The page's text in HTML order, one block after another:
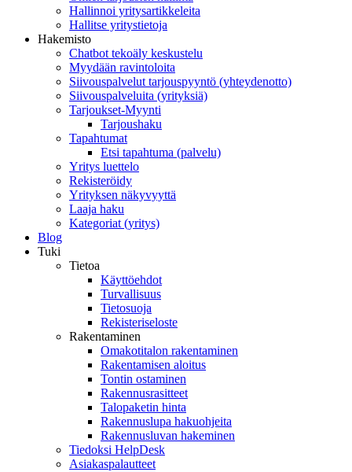
Hallinnoi yritysartikkeleita
Hallitse yritystietoja
Hakemisto
Chatbot tekoäly keskustelu
Myydään ravintoloita
Siivouspalvelut tarjouspyyntö (yhteydenotto)
Siivouspalveluita (yrityksiä)
Tarjoukset-Myynti
Tarjoushaku
Tapahtumat
Etsi tapahtuma (palvelu)
Yritys luettelo
Rekisteröidy
Yrityksen näkyvyyttä
Laaja haku
Kategoriat (yritys)
Blog
Tuki
Tietoa
Käyttöehdot
Turvallisuus
Tietosuoja
Rekisteriseloste
Rakentaminen
Omakotitalon rakentaminen
Rakentamisen aloitus
Tontin ostaminen
Rakennusrasitteet
Talopaketin hinta
Rakennuslupa hakuohjeita
Rakennusluvan hakeminen
Tiedoksi HelpDesk
Asiakaspalautteet